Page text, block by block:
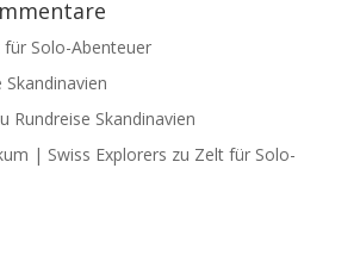
für Solo-Abenteuer
Skandinavien
Rundreise Skandinavien
| Swiss Explorers zu Zelt für Solo-